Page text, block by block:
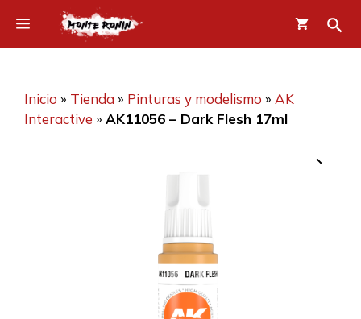
contenido
Menú
Inicio » Tienda» Pinturas y modelismo » AK
Interactive » AK11056 – Dark Flesh 17ml